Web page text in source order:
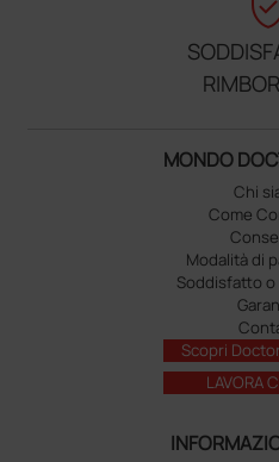
MONDO
Chi
Come
Modalità di
Soddisfatto o
Scopri
LAVORA